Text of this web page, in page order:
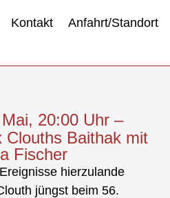
Kontakt Anfahrt/Standort
20:00 Uhr –
Clouths Baithak mit
Fischer
hierzulande
jüngst beim 56.